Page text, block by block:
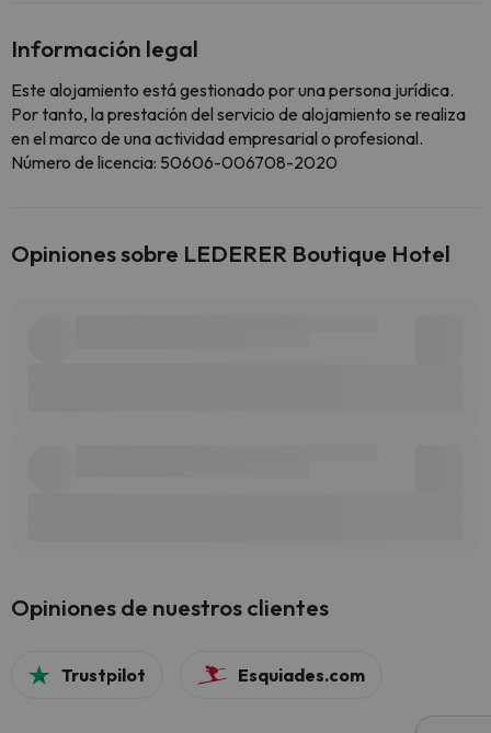
Información legal
Este alojamiento está gestionado por una persona jurídica.
Por tanto, la prestación del servicio de alojamiento se realiza
en el marco de una actividad empresarial o profesional.
Número de licencia: 50606-006708-2020
Opiniones sobre LEDERER Boutique Hotel
Opiniones de nuestros clientes
Trustpilot Esquiades.com